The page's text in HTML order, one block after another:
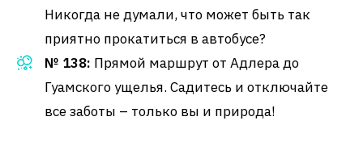
Никогда не думали, что может быть так
приятно прокатиться в автобусе?
№ 138: Прямой маршрут от Адлера до
Гуамского ущелья. Садитесь и отключайте
все заботы – только вы и природа!